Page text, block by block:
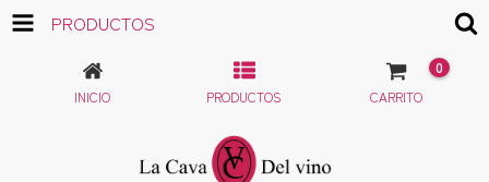
PRODUCTOS
INICIO PRODUCTOS CARRITO
0